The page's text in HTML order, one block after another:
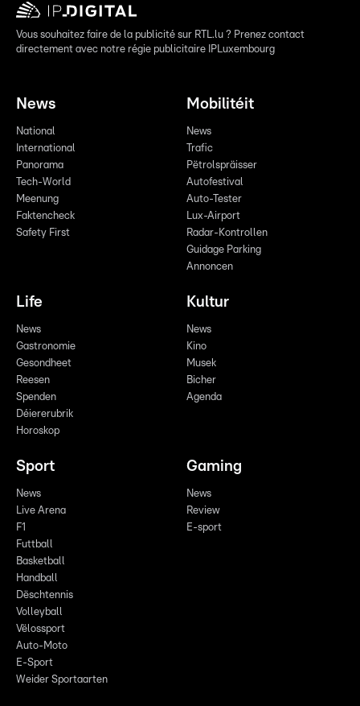
Vous souhaitez faire de la publicité sur RTL.lu ? Prenez contact
directement avec notre régie publicitaire IPLuxembourg
News
National
International
Panorama
Tech-World
Meenung
Faktencheck
Safety First
Mobilitéit
News
Trafic
Pëtrolspräisser
Autofestival
Auto-Tester
Lux-Airport
Radar-Kontrollen
Guidage Parking
Annoncen
Life
News
Gastronomie
Gesondheet
Reesen
Spenden
Déiererubrik
Horoskop
Kultur
News
Kino
Musek
Bicher
Agenda
Sport
News
Live Arena
F1
Futtball
Basketball
Handball
Dëschtennis
Volleyball
Vëlossport
Auto-Moto
E-Sport
Weider Sportaarten
Gaming
News
Review
E-sport